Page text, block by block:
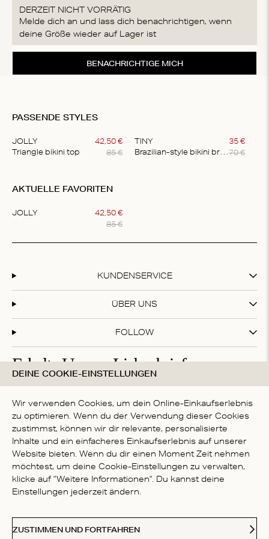
DERZEIT NICHT VORRÄTIG
Melde dich an und lass dich benachrichtigen, wenn
deine Größe wieder auf Lager ist
BENACHRICHTIGE MICH
PASSENDE STYLES
JOLLY
Triangle bikini top
42,50 €
85 €
TINY
Brazilian-style bikini briefs
35 €
70 €
of
AKTUELLE FAVORITEN
JOLLY 42,50 €
85 €
1
KUNDENSERVICE
ÜBER UNS
FOLLOW
Erhalte Unsere Liebesbriefe
Abonniere unseren Newsletter und erhalte 20 % Rabatt
auf deinen ersten Einkauf!
Mit deiner Anmeldung akzeptierst du dieDatenschutzbestimmungen
LAND
Akzeptierte Zahlungsmethoden
DEINE COOKIE-EINSTELLUNGEN
Wir verwenden Cookies, um dein Online-Einkaufserlebnis
zu optimieren. Wenn du der Verwendung dieser Cookies
zustimmst, können wir dir relevante, personalisierte
Inhalte und ein einfacheres Einkaufserlebnis auf unserer
Website bieten. Wenn du dir einen Moment Zeit nehmen
möchtest, um deine Cookie-Einstellungen zu verwalten,
klicke auf "Weitere Informationen". Du kannst deine
Einstellungen jederzeit ändern.
ZUSTIMMEN UND FORTFAHREN